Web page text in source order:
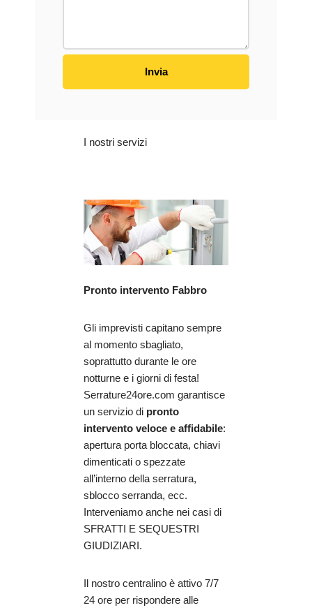
I nostri servizi
Pronto intervento Fabbro
Gli imprevisti capitano sempre
al momento sbagliato,
soprattutto durante le ore
notturne e i giorni di festa!
Serrature24ore.com garantisce
un servizio di pronto
intervento veloce e affidabile:
apertura porta bloccata, chiavi
dimenticati o spezzate
all’interno della serratura,
sblocco serranda, ecc.
Interveniamo anche nei casi di
SFRATTI E SEQUESTRI
GIUDIZIARI.
Il nostro centralino è attivo 7/7
24 ore per rispondere alle